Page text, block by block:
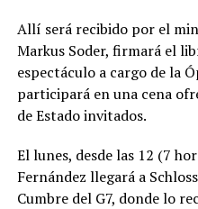
Allí será recibido por el
Markus Soder, firmará el
espectáculo a cargo de la
participará en una cena
de Estado invitados.
El lunes, desde las 12 (7
Fernández llegará a
Cumbre del G7, donde lo